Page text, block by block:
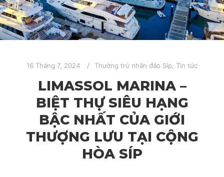
16 Tháng 7, 2024 Thường trú nhân đảo Síp Tin tức
LIMASSOL MARINA –
BIỆT THỰ SIÊU HẠNG
BẬC NHẤT CỦA GIỚI
THƯỢNG LƯU TẠI CỘNG
HÒA SÍP